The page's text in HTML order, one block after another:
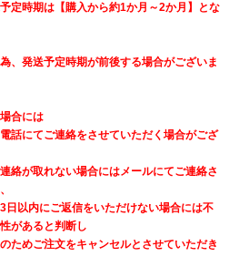
定時期は【購入から約1か月～2か月】とな
、発送予定時期が前後する場合がございま
合には
話にてご連絡をさせていただく場合がござ
絡が取れない場合にはメールにてご連絡さ
日以内にご返信をいただけない場合には不
があると判断し
ためご注文をキャンセルとさせていただき